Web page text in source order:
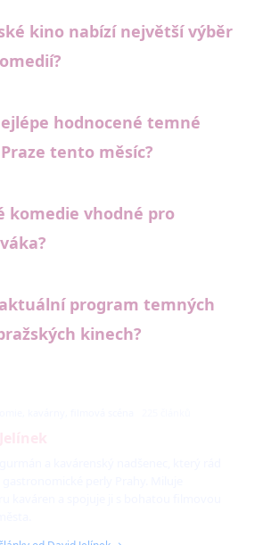
kino nabízí největší výběr
hodnocené temné
tento měsíc?
komedie vhodné pro
program temných
kinech?